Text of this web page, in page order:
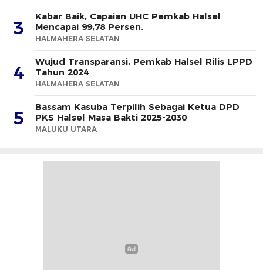
3
Kabar Baik, Capaian UHC Pemkab Halsel
Mencapai 99,78 Persen.
HALMAHERA SELATAN
4
Wujud Transparansi, Pemkab Halsel Rilis LPPD
Tahun 2024
HALMAHERA SELATAN
5
Bassam Kasuba Terpilih Sebagai Ketua DPD
PKS Halsel Masa Bakti 2025-2030
MALUKU UTARA